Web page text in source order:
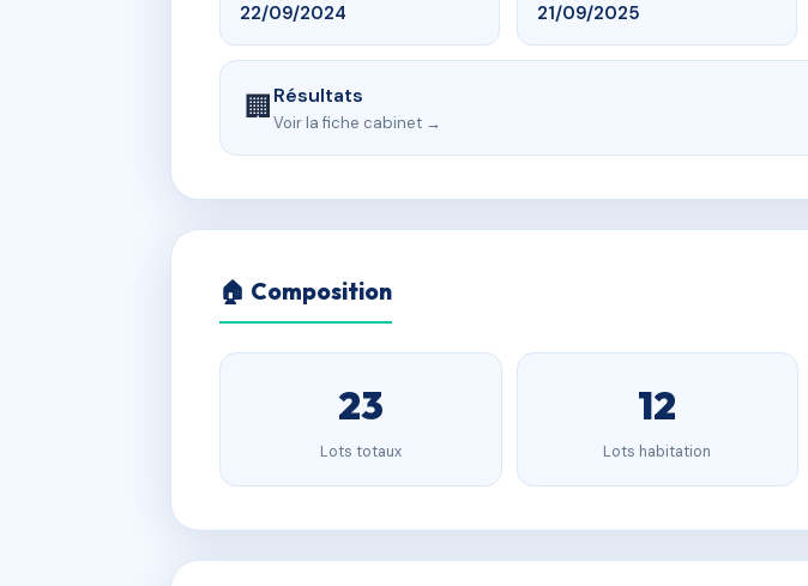
22/09/2024 21/09/2025
🏢Résultats
Voir la fiche cabinet →
🏠 Composition
23
Lots totaux
12
Lots habitation